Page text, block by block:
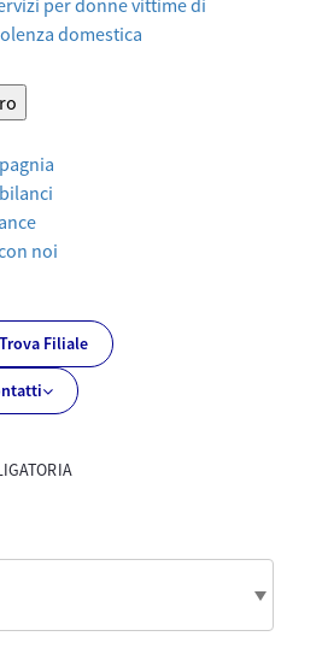
per donne vittime di
domestica
noi
Trova Filiale